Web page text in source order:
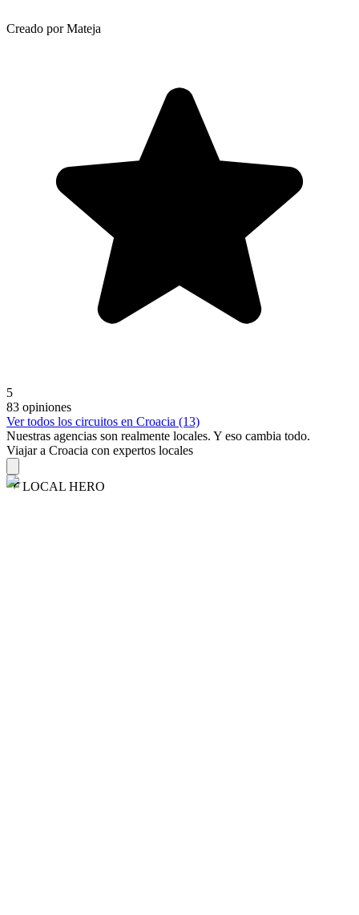
Creado por Mateja
5
83 opiniones
Ver todos los circuitos en Croacia (13)
Nuestras agencias son realmente locales. Y eso cambia todo.
Viajar a Croacia con expertos locales
LOCAL HERO